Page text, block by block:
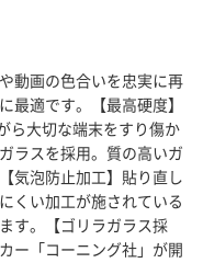
動画の色合いを忠実に再
最適です。【最高硬度】
ら大切な端末をすり傷か
ラスを採用。質の高いガ
気泡防止加工】貼り直し
くい加工が施されている
す。【ゴリラガラス採
ー「コーニング社」が開